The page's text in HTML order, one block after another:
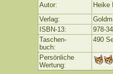
Autor:
Heike
Verlag:
ISBN-13:
978-
Taschen-
buch:
490
Persönliche
Wertung: